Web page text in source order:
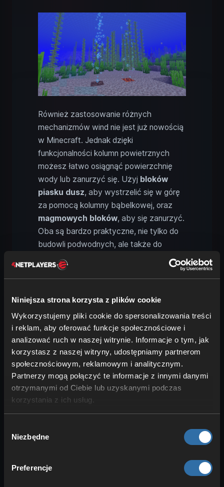
Niniejsza strona korzysta z plików cookie
Wykorzystujemy pliki cookie do spersonalizowania treści
i reklam, aby oferować funkcje społecznościowe i
analizować ruch w naszej witrynie. Informacje o tym, jak
korzystasz z naszej witryny, udostępniamy partnerom
społecznościowym, reklamowym i analitycznym.
Partnerzy mogą połączyć te informacje z innymi danymi
otrzymanymi od Ciebie lub uzyskanymi podczas
korzystania z ich usług.
zgody
Niezbędne
Preferencje
Również zastosowanie różnych
mechanizmów wind nie jest już nowością
w Minecraft. Jednak dzięki
funkcjonalności kolumn powietrznych
możesz łatwo osiągnąć powierzchnię
wody lub zanurzyć się. Użyj bloków
piasku dusz, aby wystrzelić się w górę
za pomocą kolumny bąbelkowej, oraz
magmowych bloków, aby się zanurzyć.
Oba są bardzo praktyczne, nie tylko do
budowli podwodnych, ale także do
potrzebna jest szybka winda.
Konduit: Potężny pomocnik
przy budowie podwodnej
jednak może być bardzo przydatny przy